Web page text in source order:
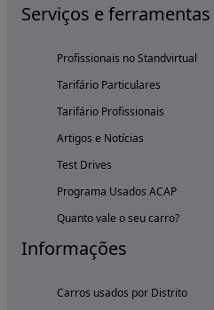
Serviços e ferramentas
Profissionais no Standvirtual
Tarifário Particulares
Tarifário Profissionais
Artigos e Notícias
Test Drives
Programa Usados ACAP
Quanto vale o seu carro?
Informações
Carros usados por Distrito